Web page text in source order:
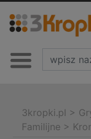
3kropki.pl >
Familijne >